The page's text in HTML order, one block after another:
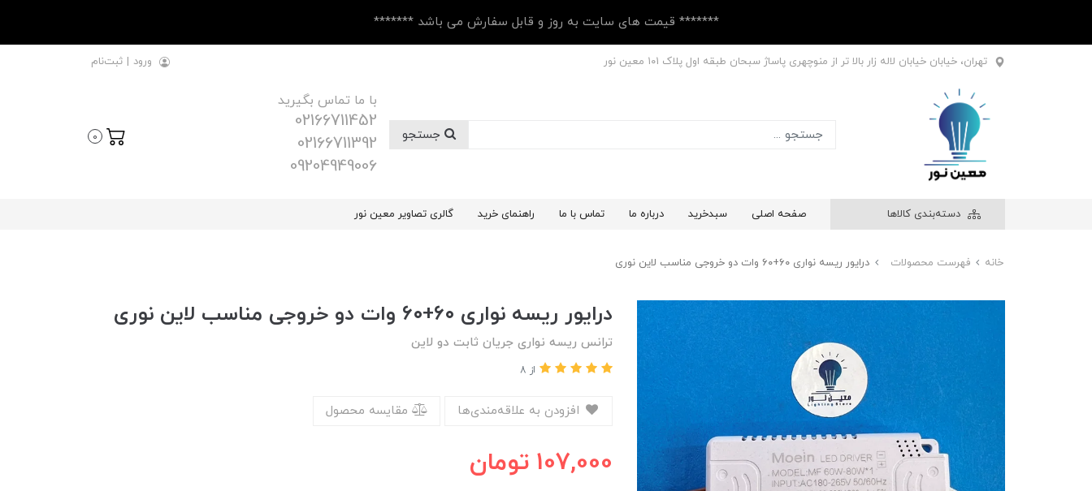
******* قیمت های سایت به روز و قابل سفارش می باشد *******
تهران، خیابان خیابان لاله زار بالا تر از منوچهری پاساژ سبحان طبقه اول پلاک ۱۰1 معین نور ورود | ثبت‌نام
با ما تماس بگیرید
02166711452
02166711392
09204949006
0
دسته‌بندی کالاها صفحه اصلی سبدخرید درباره ما تماس با ما راهنمای خرید گالری تصاویر معین نور
خانه فهرست محصولات درایور ریسه نواری ۶۰+۶۰ وات دو خروجی مناسب لاین نوری
درایور ریسه نواری ۶۰+۶۰ وات دو خروجی مناسب لاین نوری
ترانس ریسه نواری جریان ثابت دو لاین
از 8
مقایسه محصول
107,000 تومان